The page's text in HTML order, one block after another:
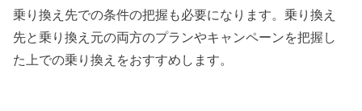
乗り換え先での条件の把握も必要になります。乗り換え
先と乗り換え元の両方のプランやキャンペーンを把握し
た上での乗り換えをおすすめします。